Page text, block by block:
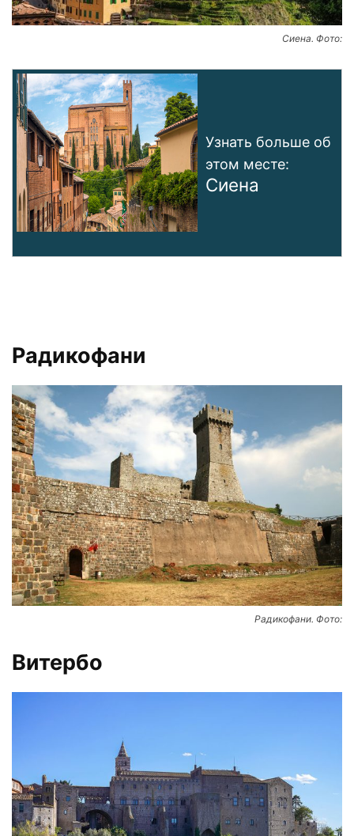
Сиена. Фото:
Узнать больше об
этом месте:
Сиена
Радикофани
Радикофани. Фото:
Витербо